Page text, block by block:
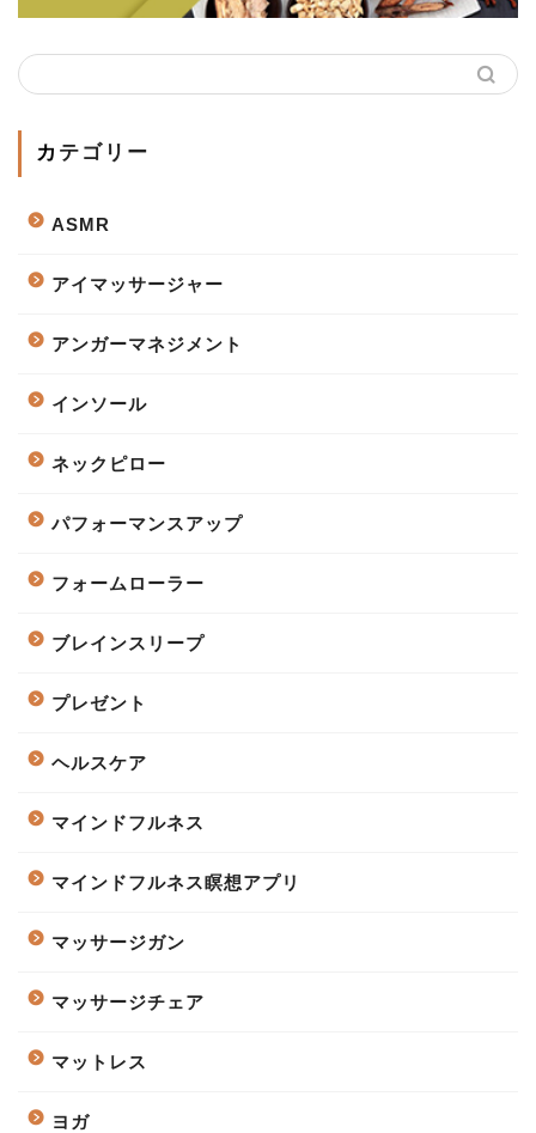
カテゴリー
ASMR
アイマッサージャー
アンガーマネジメント
インソール
ネックピロー
パフォーマンスアップ
フォームローラー
ブレインスリープ
プレゼント
ヘルスケア
マインドフルネス
マインドフルネス瞑想アプリ
マッサージガン
マッサージチェア
マットレス
ヨガ